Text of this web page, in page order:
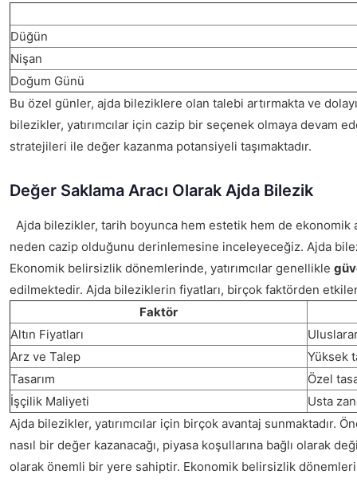
Düğün
Nişan
Doğum Günü
Bu özel günler, ajda bileziklere olan talebi artırmakta ve
bilezikler, yatırımcılar için cazip bir seçenek olmaya devam
stratejileri ile değer kazanma potansiyeli taşımaktadır.
Değer Saklama Aracı Olarak Ajda Bilezik
Ajda bilezikler, tarih boyunca hem estetik hem de
neden cazip olduğunu derinlemesine inceleyeceğiz. Ajda
Ekonomik belirsizlik dönemlerinde, yatırımcılar genellikle
edilmektedir. Ajda bileziklerin fiyatları, birçok faktörden
Faktör
Altın Fiyatları
Arz ve Talep
Yüksek
Tasarım
Özel
İşçilik Maliyeti
Usta
Ajda bilezikler, yatırımcılar için birçok avantaj sunmaktadır.
nasıl bir değer kazanacağı, piyasa koşullarına bağlı olarak
olarak önemli bir yere sahiptir. Ekonomik belirsizlik